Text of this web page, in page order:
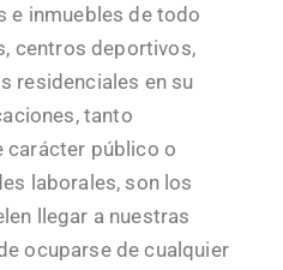
e inmuebles de todo
centros deportivos,
residenciales en su
tanto
carácter público o
laborales, son los
llegar a nuestras
ocuparse de cualquier